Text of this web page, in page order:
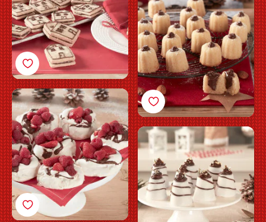
mandelsukkerbrød
med Nutella®
Mini-pavlova med
Nutella®
Vanilje-semifreddo med
Nutella®